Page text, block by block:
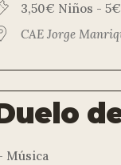
3,50€ Niños -
CAE Jorge
Música